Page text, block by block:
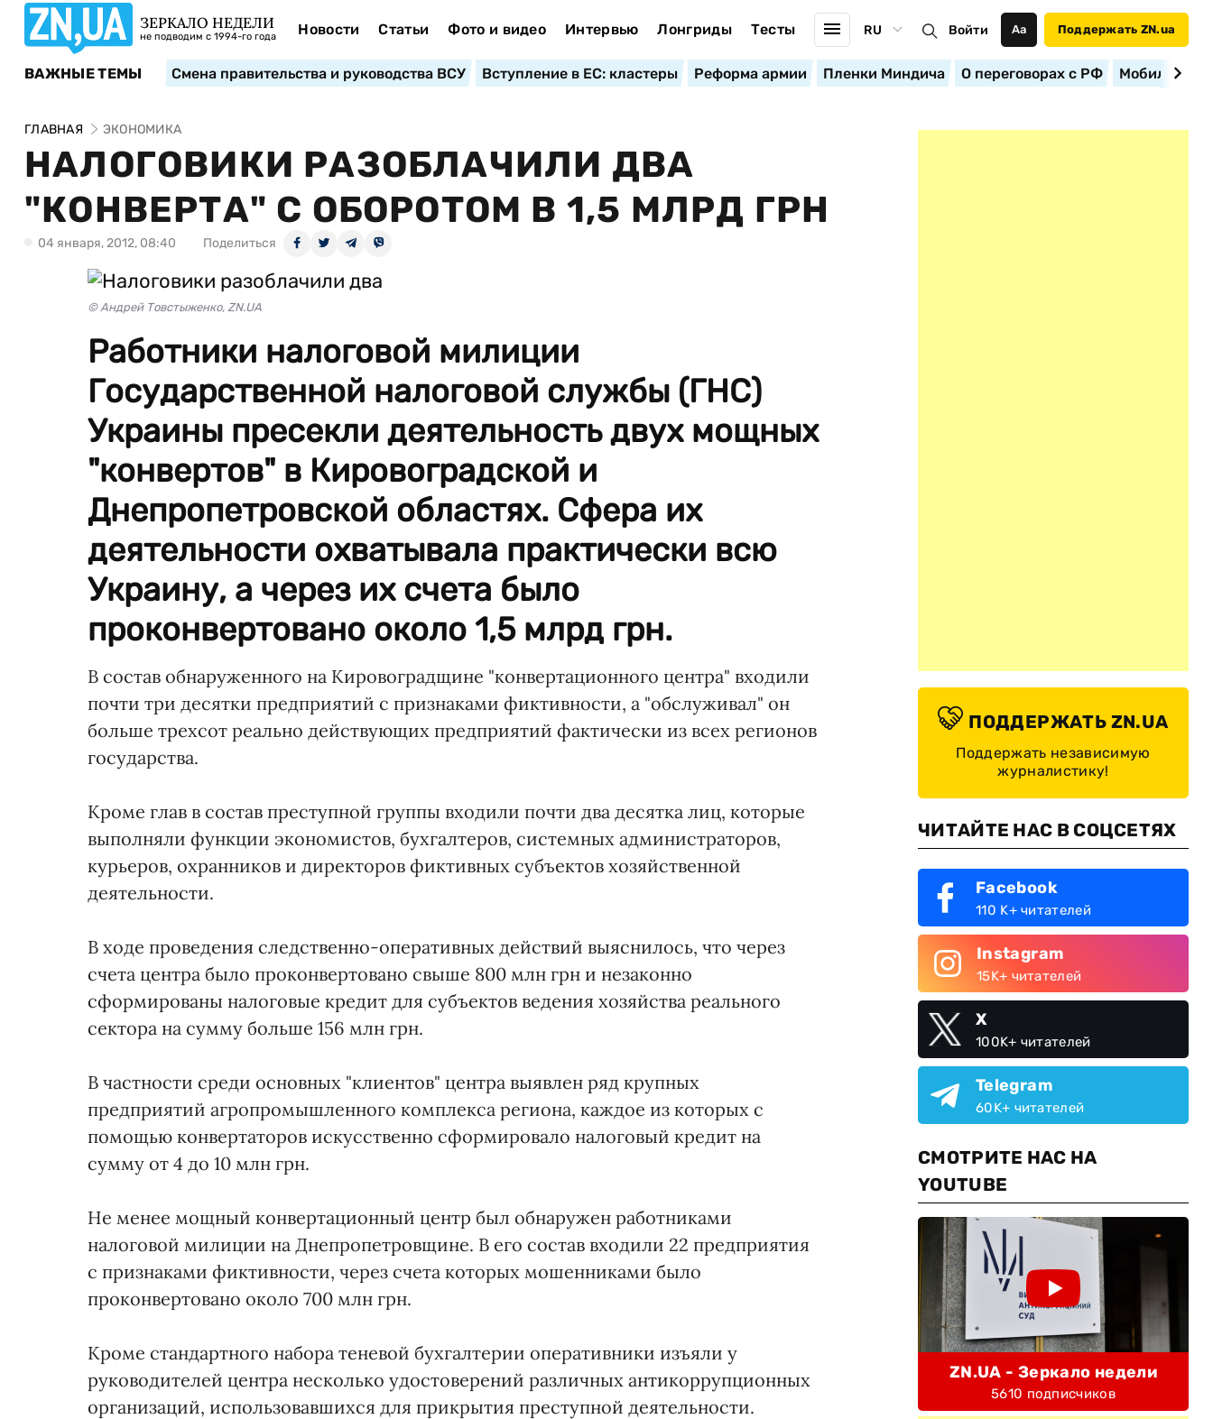
ЗЕРКАЛО НЕДЕЛИ
не подводим с 1994-го года Новости Статьи Фото и видео Интервью Лонгриды Тесты RU Войти Аа Поддержать ZN.ua
ВАЖНЫЕ ТЕМЫ Смена правительства и руководства ВСУ Вступление в ЕС: кластеры Реформа армии Пленки Миндича О переговорах с РФ
ГЛАВНАЯ ЭКОНОМИКА
НАЛОГОВИКИ РАЗОБЛАЧИЛИ ДВА
"КОНВЕРТА" С ОБОРОТОМ В 1,5 МЛРД ГРН
04 января, 2012, 08:40 Поделиться
© Андрей Товстыженко, ZN.UA
Работники налоговой милиции
Государственной налоговой службы (ГНС)
Украины пресекли деятельность двух мощных
"конвертов" в Кировоградской и
Днепропетровской областях. Сфера их
деятельности охватывала практически всю
Украину, а через их счета было
проконвертовано около 1,5 млрд грн.
В состав обнаруженного на Кировоградщине "конвертационного центра" входили
почти три десятки предприятий с признаками фиктивности, а "обслуживал" он
больше трехсот реально действующих предприятий фактически из всех регионов
государства.
Кроме глав в состав преступной группы входили почти два десятка лиц, которые
выполняли функции экономистов, бухгалтеров, системных администраторов,
курьеров, охранников и директоров фиктивных субъектов хозяйственной
деятельности.
В ходе проведения следственно-оперативных действий выяснилось, что через
счета центра было проконвертовано свыше 800 млн грн и незаконно
сформированы налоговые кредит для субъектов ведения хозяйства реального
сектора на сумму больше 156 млн грн.
В частности среди основных "клиентов" центра выявлен ряд крупных
предприятий агропромышленного комплекса региона, каждое из которых с
помощью конвертаторов искусственно сформировало налоговый кредит на
сумму от 4 до 10 млн грн.
Не менее мощный конвертационный центр был обнаружен работниками
налоговой милиции на Днепропетровщине. В его состав входили 22 предприятия
с признаками фиктивности, через счета которых мошенниками было
проконвертовано около 700 млн грн.
Кроме стандартного набора теневой бухгалтерии оперативники изъяли у
руководителей центра несколько удостоверений различных антикоррупционных
организаций, использовавшихся для прикрытия преступной деятельности.
ПОДДЕРЖАТЬ ZN.UA
Поддержать независимую
журналистику!
ЧИТАЙТЕ НАС В СОЦСЕТЯХ
Facebook
110 K+ читателей
Instagram
15K+ читателей
X
100K+ читателей
Telegram
60K+ читателей
СМОТРИТЕ НАС НА
YOUTUBE
ZN.UA - Зеркало недели
5610 подписчиков